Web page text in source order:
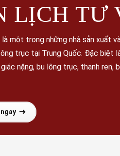
LỊCHTƯ
một trong những nhà sản xuất
trục tại Trung Quốc. Đặc biệt
nặng, bu lông trục, thanh ren,